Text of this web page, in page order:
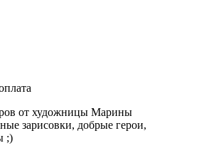
от художницы Марины
зарисовки, добрые герои,
;)